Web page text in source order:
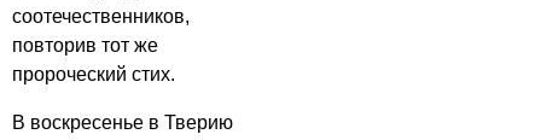
соотечественников,
повторив тот же
пророческий стих.
В воскресенье в Тверию